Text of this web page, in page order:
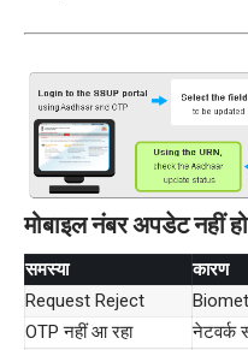
मोबाइल नंबर अपडेट नहीं
समस्या
कारण
Request Reject
OTP नहीं आ रहा
नेटवर्क